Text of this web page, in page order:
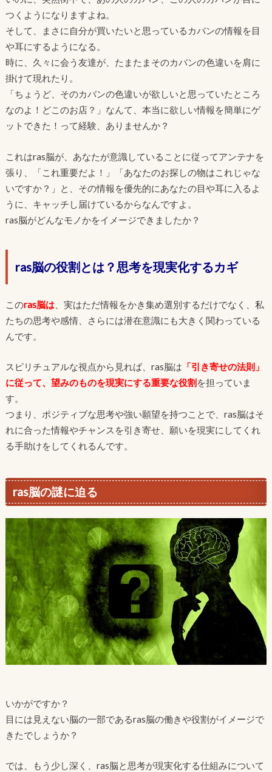
つくようになりますよね。
そして、まさに自分が買いたいと思っているカバンの情報を目
や耳にするようになる。
時に、久々に会う友達が、たまたまそのカバンの色違いを肩に
掛けて現れたり。
「ちょうど、そのカバンの色違いが欲しいと思っていたところ
なのよ！どこのお店？」なんて、本当に欲しい情報を簡単にゲ
ットできた！って経験、ありませんか？
これはras脳が、あなたが意識していることに従ってアンテナを
張り、「これ重要だよ！」「あなたのお探しの物はこれじゃな
いですか？」と、その情報を優先的にあなたの目や耳に入るよ
うに、キャッチし届けているからなんですよ。
ras脳がどんなモノかをイメージできましたか？
ras脳の役割とは？思考を現実化するカギ
このras脳は、実はただ情報をかき集め選別するだけでなく、私
たちの思考や感情、さらには潜在意識にも大きく関わっている
んです。
スピリチュアルな視点から見れば、ras脳は 「引き寄せの法則」
に従って、望みのものを現実にする重要な役割を担っていま
す。
つまり、ポジティブな思考や強い願望を持つことで、ras脳はそ
れに合った情報やチャンスを引き寄せ、願いを現実にしてくれ
る手助けをしてくれるんです。
ras脳の謎に迫る
いかがですか？
目には見えない脳の一部であるras脳の働きや役割がイメージで
きたでしょうか？
では、もう少し深く、ras脳と思考が現実化する仕組みについて